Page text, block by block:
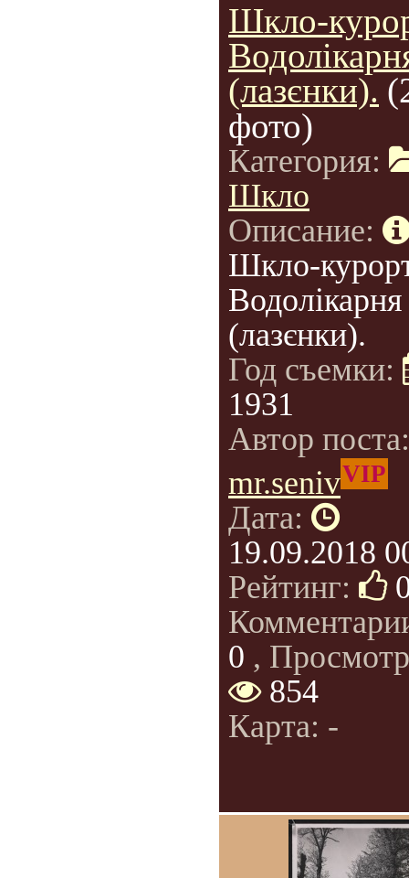
Шкло-
(лазєнки).
фото)
Категория:
Шкло
Описание:
Шкло-
Водолікарня
(лазєнки).
Год съемки:
1931
Автор
mr.senivVIP
Дата:
19.09.2018
Рейтинг:
0 ,
854
Карта: -